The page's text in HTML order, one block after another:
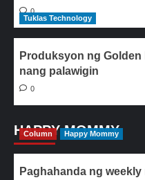
0
Tuklas Technology
Produksyon ng
nang palawigin
0
HAPPY MOMMY
Column Happy Mommy
Paghahanda ng